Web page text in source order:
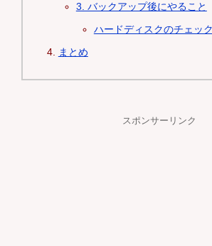
3. バックアップ後にやること
ハードディスクのチェッ
まとめ
スポンサーリンク